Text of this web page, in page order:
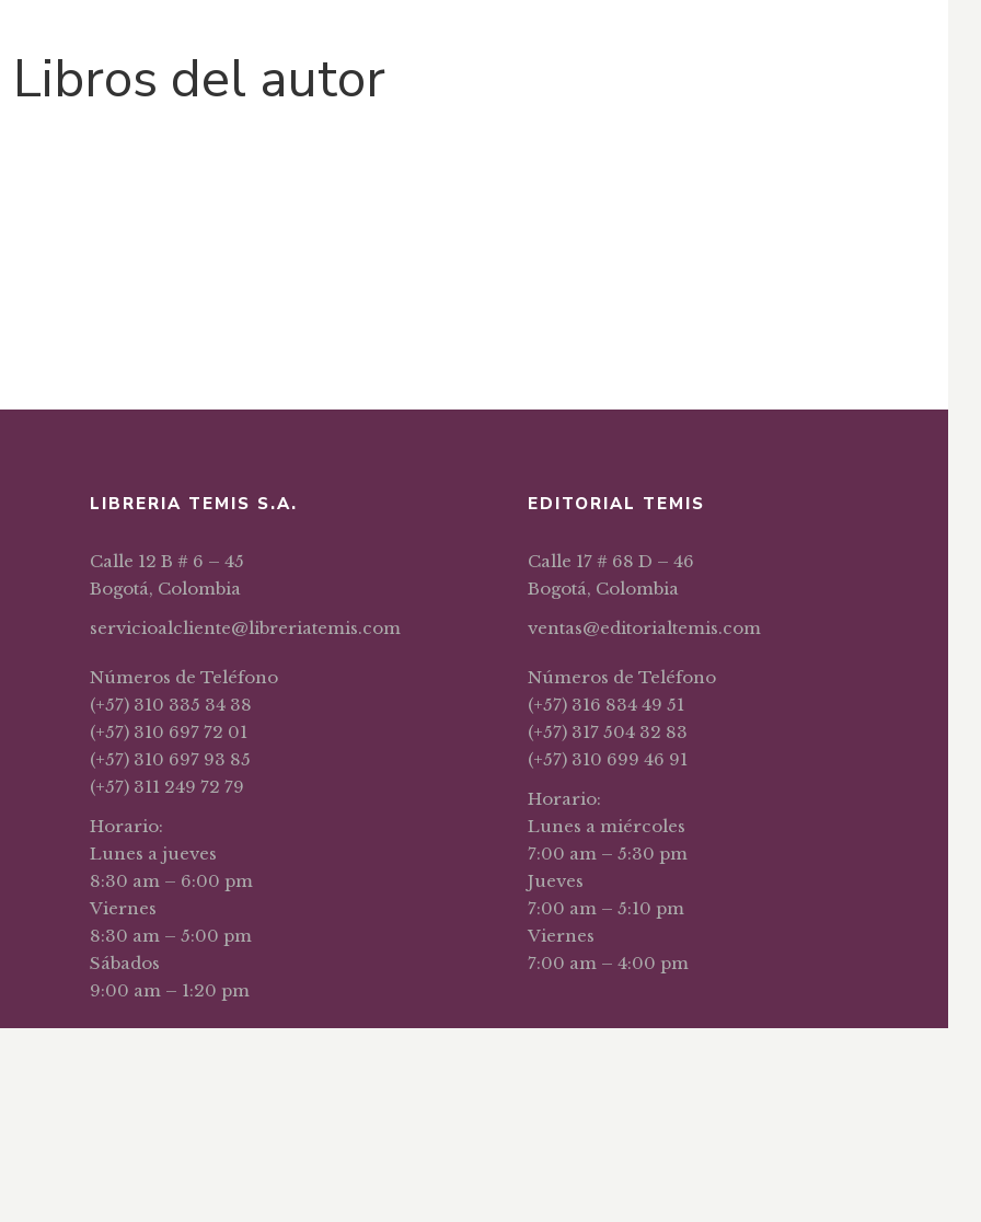
Libros del autor
LIBRERIA TEMIS S.A.
Calle 12 B # 6 – 45
Bogotá, Colombia
servicioalcliente@libreriatemis.com
Números de Teléfono
(+57) 310 335 34 38
(+57) 310 697 72 01
(+57) 310 697 93 85
(+57) 311 249 72 79
Horario:
Lunes a jueves
8:30 am – 6:00 pm
Viernes
8:30 am – 5:00 pm
Sábados
9:00 am – 1:20 pm
EDITORIAL TEMIS
Calle 17 # 68 D – 46
Bogotá, Colombia
ventas@editorialtemis.com
Números de Teléfono
(+57) 316 834 49 51
(+57) 317 504 32 83
(+57) 310 699 46 91
Horario:
Lunes a miércoles
7:00 am – 5:30 pm
Jueves
7:00 am – 5:10 pm
Viernes
7:00 am – 4:00 pm